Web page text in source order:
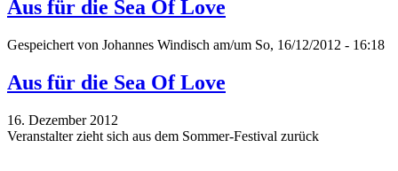
Aus für die Sea Of Love
Gespeichert von Johannes Windisch am/um So, 16/12/2012 - 16:18
Aus für die Sea Of Love
16. Dezember 2012
Veranstalter zieht sich aus dem Sommer-Festival zurück